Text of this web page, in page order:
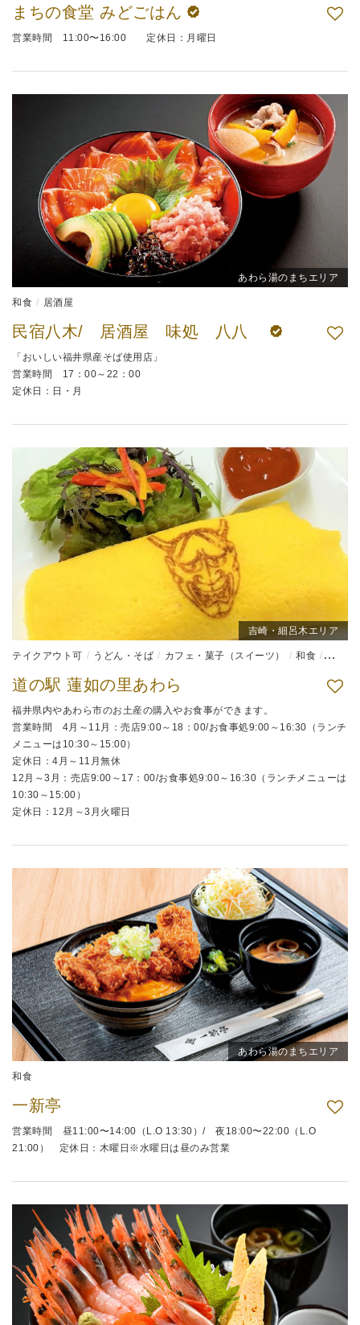
まちの食堂 みどごはん
営業時間 11:00〜16:00 定休日：月曜日
あわら湯のまちエリア
和食 居酒屋
民宿八木/ 居酒屋 味処 八八
「おいしい福井県産そば使用店」
営業時間 17：00～22：00
定休日：日・月
吉崎・細呂木エリア
テイクアウト可 うどん・そば カフェ・菓子（スイーツ） 和食 弁当
道の駅 蓮如の里あわら
福井県内やあわら市のお土産の購入やお食事ができます。
営業時間 4月～11月：売店9:00～18：00/お食事処9:00～16:30（ランチ
メニューは10:30～15:00）
定休日：4月～11月無休
12月～3月：売店9:00～17：00/お食事処9:00～16:30（ランチメニューは
10:30～15:00）
定休日：12月～3月火曜日
あわら湯のまちエリア
和食
一新亭
営業時間 昼11:00〜14:00（L.O 13:30）/ 夜18:00〜22:00（L.O
21:00） 定休日：木曜日※水曜日は昼のみ営業